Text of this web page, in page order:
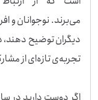
می‌برند. نوجوانان
دیگران توضیح دهند،